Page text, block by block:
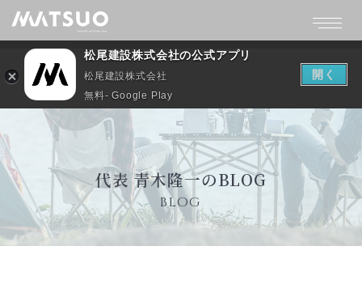
代表 青木隆一のBLOG
BLOG
松尾建設株式会社の公式アプリ
松尾建設株式会社
無料- Google Play
開く